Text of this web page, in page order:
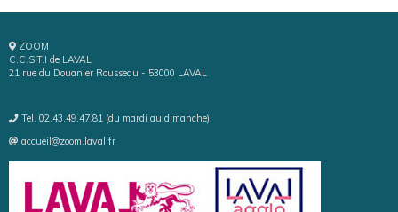
ZOOM
C.C.S.T.I de LAVAL
21 rue du Douanier Rousseau - 53000 LAVAL
Tel. 02.43.49.47.81 (du mardi au dimanche).
accueil@zoom.laval.fr